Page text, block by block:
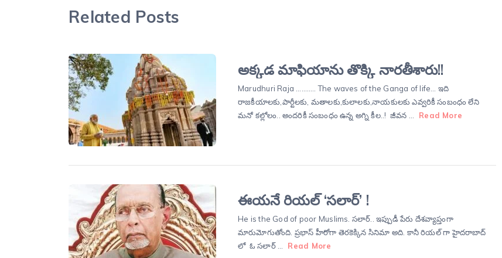
Related Posts
అక్కడ మాఫియాను తొక్కి నారతీశారు!!
Marudhuri Raja ……….. The waves of the Ganga of life… ఇది
రాజకీయాలకు,పార్టీలకు, మతాలకు,కులాలకు,నాయకులకు ఎవ్వరికీ సంబంధం లేని
మనో కల్లోలం.. అందరికీ సంబంధం ఉన్న అగ్ని కీల..! జీవన …
Read More
ఈయనే రియల్‌ ‘సలార్‌’ !
He is the God of poor Muslims. సలార్‌.. ఇప్పుడీ పేరు దేశవ్యాప్తంగా
మారుమోగుతోంది. ప్రభాస్‌ హీరోగా తెరకెక్కిన సినిమా అది. కానీ రియల్ గా హైదరాబాద్
లో ఓ సలార్ …
Read More